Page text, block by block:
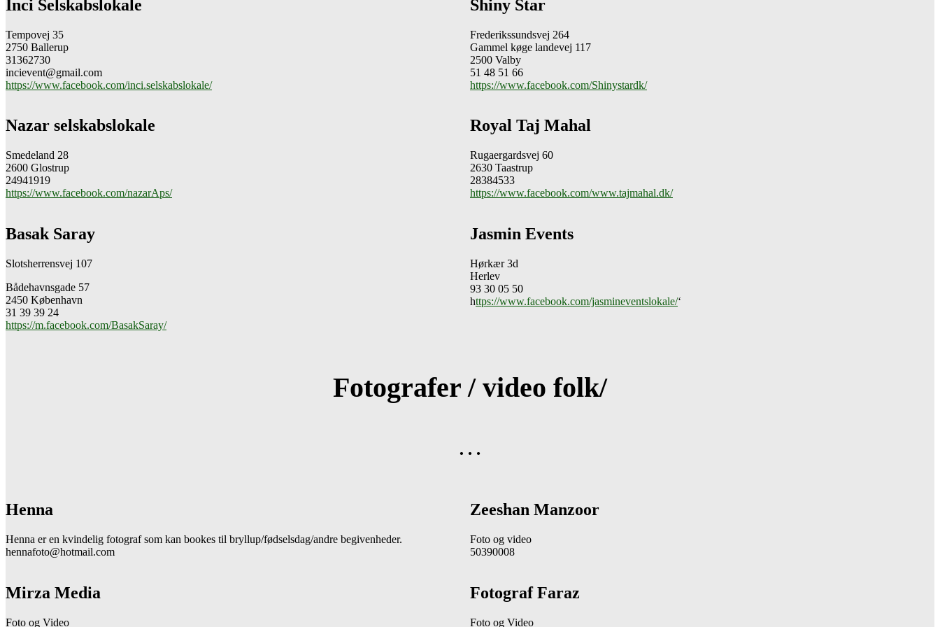
Inci Selskabslokale
Tempovej 35
2750 Ballerup
31362730
incievent@gmail.com
https://www.facebook.com/inci.selskabslokale/
Shiny Star
Frederikssundsvej 264
Gammel køge landevej 117
2500 Valby
51 48 51 66
https://www.facebook.com/Shinystardk/
Nazar selskabslokale
Smedeland 28
2600 Glostrup
24941919
https://www.facebook.com/nazarAps/
Royal Taj Mahal
Rugaergardsvej 60
2630 Taastrup
28384533
https://www.facebook.com/www.tajmahal.dk/
Basak Saray
Slotsherrensvej 107
Bådehavnsgade 57
2450 København
31 39 39 24
https://m.facebook.com/BasakSaray/
Jasmin Events
Hørkær 3d
Herlev
93 30 05 50
https://www.facebook.com/jasmineventslokale/‘
Fotografer / video folk/
…
Henna
Henna er en kvindelig fotograf som kan bookes til bryllup/fødselsdag/andre begivenheder.
hennafoto@hotmail.com
Zeeshan Manzoor
Foto og video
50390008
Mirza Media
Foto og Video
Fotograf Faraz
Foto og Video